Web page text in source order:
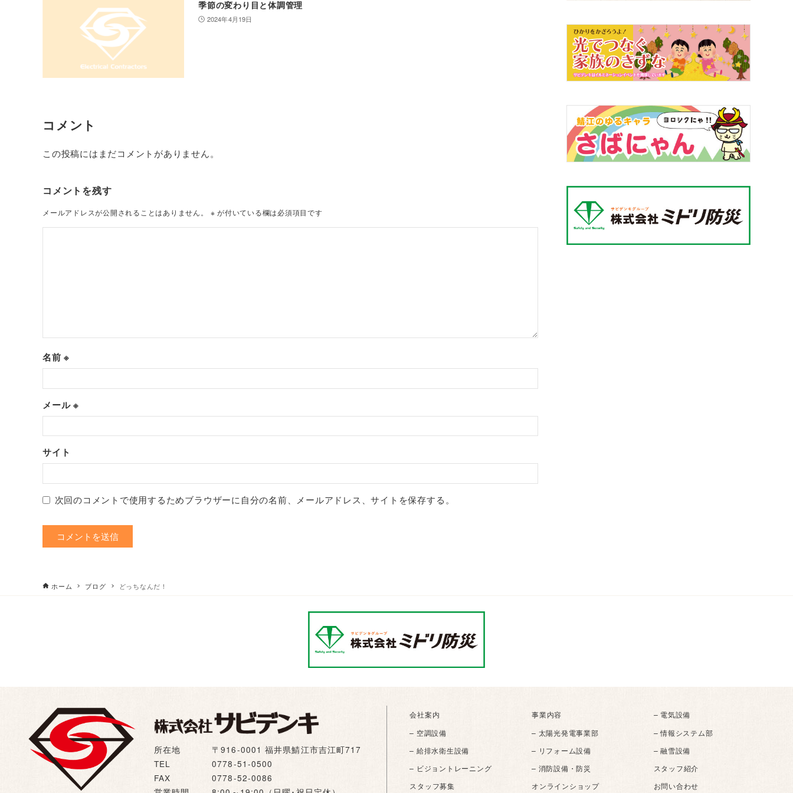
季節の変わり目と体調管理
2024年4月19日
コメント
この投稿にはまだコメントがありません。
コメントを残す
メールアドレスが公開されることはありません。 ※ が付いている欄は必須項目です
名前※
メール※
サイト
次回のコメントで使用するためブラウザーに自分の名前、メールアドレス、サイトを保存する。
ホーム ブログ どっちなんだ！
所在地
〒916-0001 福井県鯖江市吉江町717
TEL
0778-51-0500
FAX
0778-52-0086
会社案内 事業内容
– 電気設備
– 空調設備
– 太陽光発電事業部
– 情報システム部
– 給排水衛生設備
– リフォーム設備
– 融雪設備
– ビジョントレーニング
– 消防設備・防災
スタッフ紹介
スタッフ募集
オンラインショップ お問い合わせ